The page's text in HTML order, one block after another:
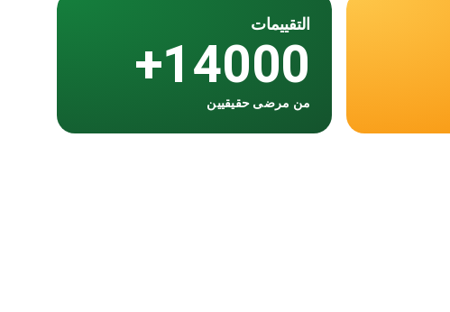
التقييمات
14000+
من مرضى حقيقيين